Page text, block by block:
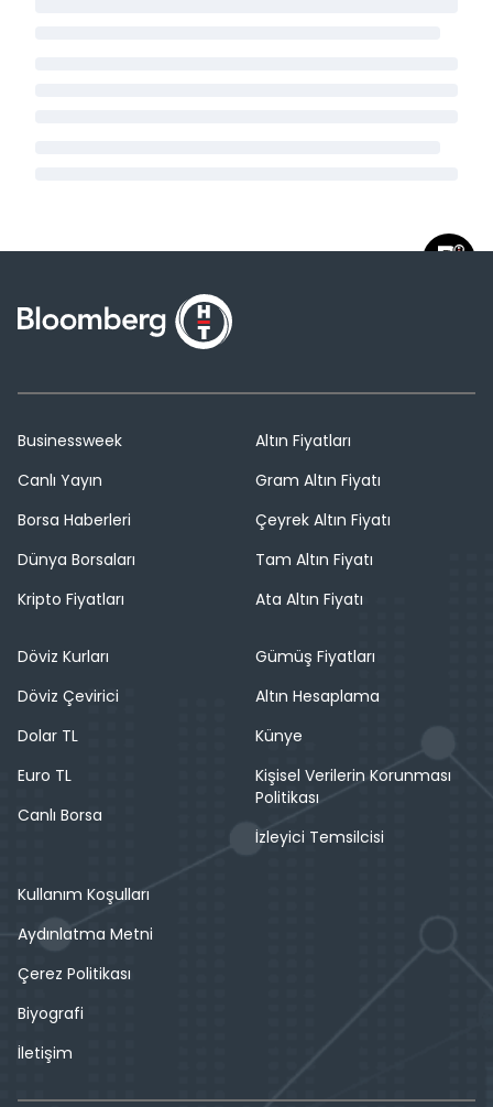
Businessweek
Canlı Yayın
Borsa Haberleri
Dünya Borsaları
Kripto Fiyatları
Altın Fiyatları
Gram Altın Fiyatı
Çeyrek Altın Fiyatı
Tam Altın Fiyatı
Ata Altın Fiyatı
Döviz Kurları
Döviz Çevirici
Dolar TL
Euro TL
Canlı Borsa
Gümüş Fiyatları
Altın Hesaplama
Künye
Kişisel Verilerin Korunması
Politikası
İzleyici Temsilcisi
Kullanım Koşulları
Aydınlatma Metni
Çerez Politikası
Biyografi
İletişim